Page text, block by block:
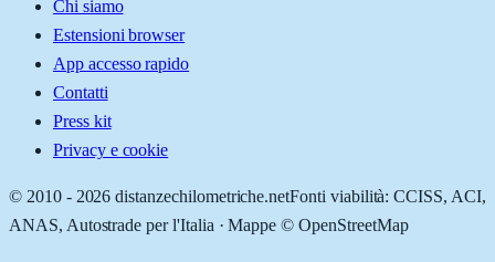
Chi siamo
Estensioni browser
App accesso rapido
Contatti
Press kit
Privacy e cookie
© 2010 - 2026 distanzechilometriche.netFonti viabilità: CCISS, ACI,
ANAS, Autostrade per l'Italia · Mappe © OpenStreetMap